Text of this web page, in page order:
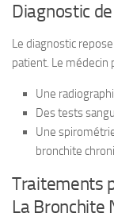
Diagnostic
Le diagnostic
patient. Le médecin
Une
Des tests
Une
bronchite
Traitements
La Bronchite